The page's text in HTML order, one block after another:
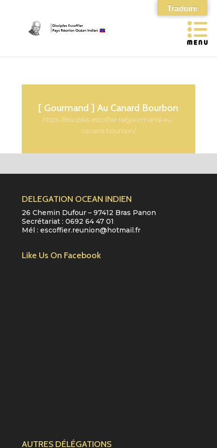
[ Gourmand ] Au Canard Bourbon
https://disciples-escoffier.re/gourmand-au-
canard-bourbon/
DELEGATION OCEAN INDIEN
26 Chemin Dufour – 97412 Bras Panon
Secrétariat : 0692 64 47 01
Mél : escoffier.reunion@hotmail.fr
Like Us On Facebook
AUTRES DÉLÉGATIONS
Traduire